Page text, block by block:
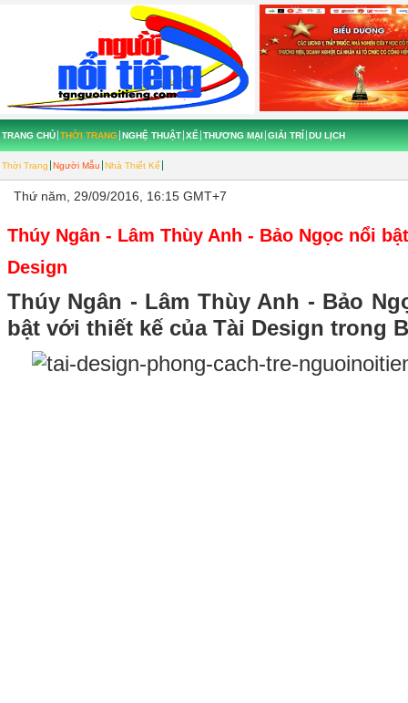
TRANG CHỦ THỜI TRANG
Thời Trang Người Mẫu Nhà Thiết Kế
NGHỆ THUẬT XẾ THƯƠNG MẠI GIẢI TRÍ DU LỊCH
Thứ năm, 29/09/2016, 16:15 GMT+7
Thúy Ngân - Lâm Thùy Anh - Bảo Ngọc nổi
Design
Thúy Ngân - Lâm Thùy Anh - Bảo
bật với thiết kế của Tài Design trong